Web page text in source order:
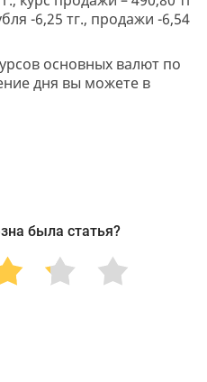
-6,25 тг., продажи -6,54
основных валют по
дня вы можете в
была статья?